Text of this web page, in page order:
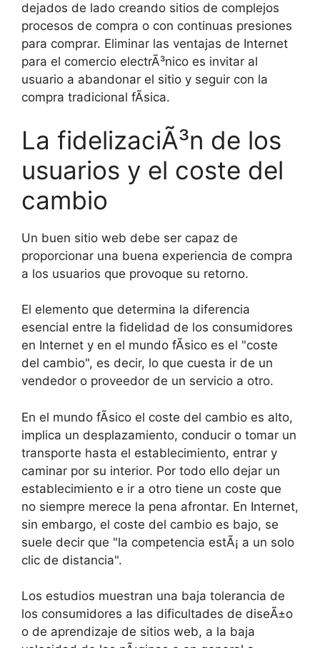
dejados de lado creando sitios de complejos
procesos de compra o con continuas presiones
para comprar. Eliminar las ventajas de Internet
para el comercio electrÃ³nico es invitar al
usuario a abandonar el sitio y seguir con la
compra tradicional fÃ­sica.
La fidelizaciÃ³n de los
usuarios y el coste del
cambio
Un buen sitio web debe ser capaz de
proporcionar una buena experiencia de compra
a los usuarios que provoque su retorno.
El elemento que determina la diferencia
esencial entre la fidelidad de los consumidores
en Internet y en el mundo fÃ­sico es el "coste
del cambio", es decir, lo que cuesta ir de un
vendedor o proveedor de un servicio a otro.
En el mundo fÃ­sico el coste del cambio es alto,
implica un desplazamiento, conducir o tomar un
transporte hasta el establecimiento, entrar y
caminar por su interior. Por todo ello dejar un
establecimiento e ir a otro tiene un coste que
no siempre merece la pena afrontar. En Internet,
sin embargo, el coste del cambio es bajo, se
suele decir que "la competencia estÃ¡ a un solo
clic de distancia".
Los estudios muestran una baja tolerancia de
los consumidores a las dificultades de diseÃ±o
o de aprendizaje de sitios web, a la baja